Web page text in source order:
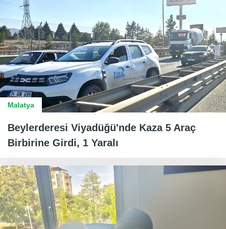
Malatya
Beylerderesi Viyadüğü'nde Kaza 5 Araç
Birbirine Girdi, 1 Yaralı